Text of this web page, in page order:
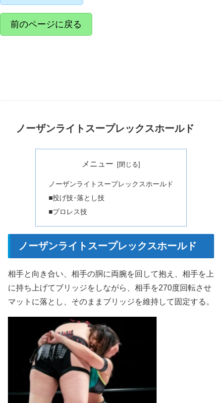
前のページに戻る
ノーザンライトスープレックスホールド
メニュー
ノーザンライトスープレックスホールド
■投げ技･落とし技
■プロレス技
ノーザンライトスープレックスホールド
相手と向き合い、相手の胴に両腕を回して抱え、相手を上
に持ち上げてブリッジをしながら、相手を270度回転させ
マットに落とし、そのままブリッジを維持して固定する。